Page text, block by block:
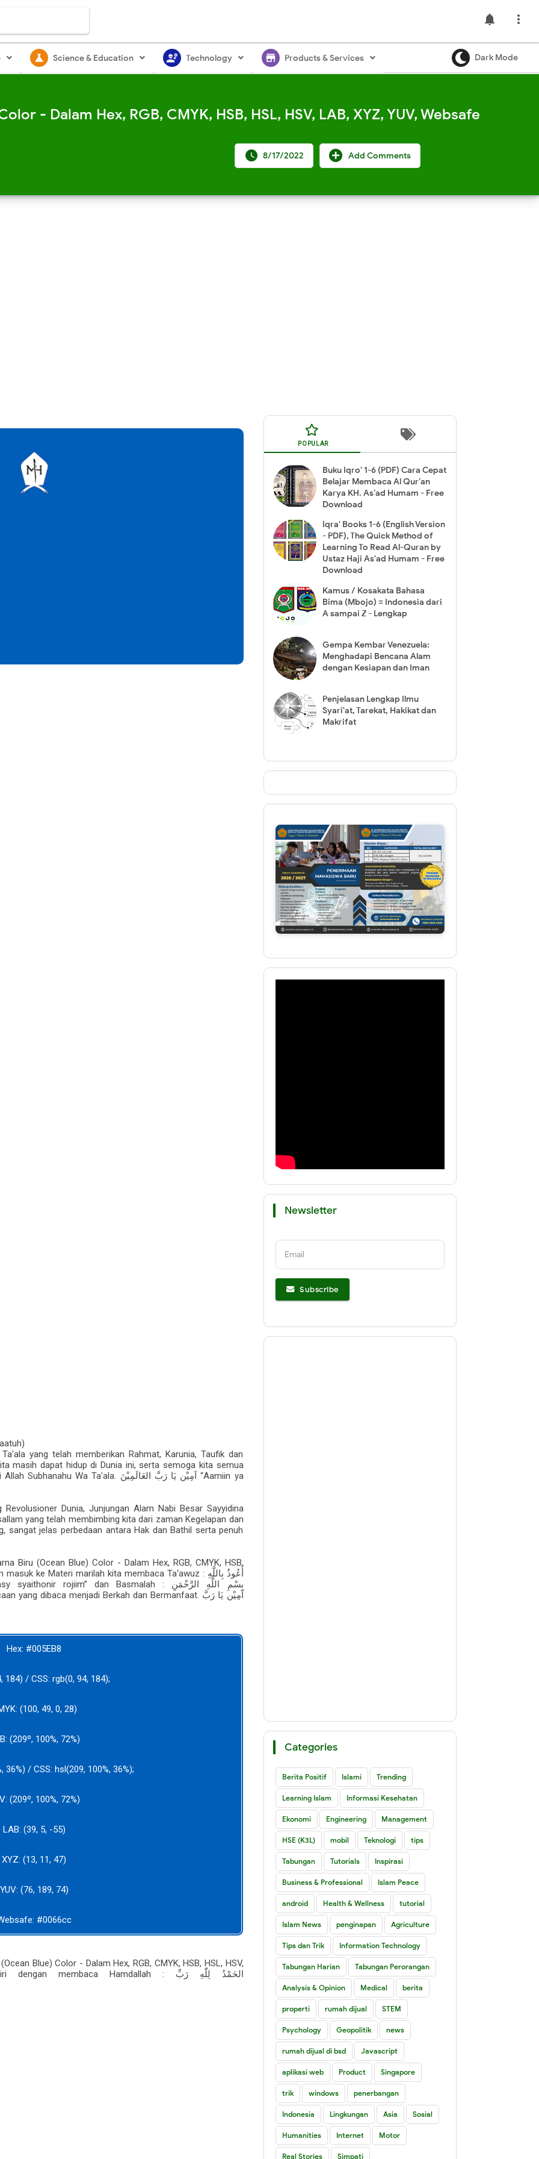

notifications
science Science & Education engineering Technology store Products & Services Dark Mode
- Dalam Hex, RGB, CMYK, HSB, HSL, HSV, LAB, XYZ, YUV, Websafe
Add Comments
 8/17/2022
yang telah memberikan Rahmat, Karunia, Taufik dan
masih dapat hidup di Dunia ini, serta semoga kita semua
Subhanahu Wa Ta'ala. آمِيْن يَا رَبَّ العَالَمِيْنَ
“Aamiin ya
Dunia, Junjungan Alam Nabi Besar Sayyidina
yang telah membimbing kita dari zaman Kegelapan dan
sangat jelas perbedaan antara Hak dan Bathil serta penuh
Biru (Ocean Blue) Color - Dalam Hex, RGB, CMYK, HSB,
masuk ke Materi marilah kita membaca Ta‘awuz : أَعُوذُ بِاللَّهِ
syaithonir rojiim” dan Basmalah :
بِسْمِ اللَّهِ الرَّحْمَنِ
yang dibaca menjadi Berkah dan Bermanfaat. آمِيْن يَا رَبَّ
Hex: #005EB8
184) / CSS: rgb(0, 94, 184);
(100, 49, 0, 28)
(209º, 100%, 72%)
36%) / CSS: hsl(209, 100%, 36%);
(209º, 100%, 72%)
LAB: (39, 5, -55)
XYZ: (13, 11, 47)
YUV: (76, 189, 74)
#0066cc
Blue) Color - Dalam Hex, RGB, CMYK, HSB, HSL, HSV,
dengan membaca Hamdallah :
الحَمْدُ لِلّٰهِ رَبِّ
POPULAR
Buku Iqro’ 1-6 (PDF) Cara Cepat
Belajar Membaca Al Qur’an
Karya KH. As’ad Humam - Free
Download
Iqra' Books 1-6 (English Version
- PDF), The Quick Method of
Learning To Read Al-Quran by
Ustaz Haji As'ad Humam - Free
Download
Kamus / Kosakata Bahasa
Bima (Mbojo) = Indonesia dari
A sampai Z - Lengkap
Gempa Kembar Venezuela:
Menghadapi Bencana Alam
dengan Kesiapan dan Iman
Penjelasan Lengkap Ilmu
Syari'at, Tarekat, Hakikat dan
Makrifat
Newsletter
Email
Subscribe
Categories
Berita Positif Islami Trending
Learning Islam Informasi Kesehatan
Ekonomi Engineering Management
HSE (K3L) mobil Teknologi tips
Tabungan Tutorials Inspirasi
Business & Professional Islam Peace
android Health & Wellness tutorial
Islam News penginapan Agriculture
Tips dan Trik Information Technology
Tabungan Harian Tabungan Perorangan
Analysis & Opinion Medical berita
properti rumah dijual STEM
Psychology Geopolitik news
rumah dijual di bsd Javascript
aplikasi web Product Singapore
trik windows penerbangan
Indonesia Lingkungan Asia Sosial
Humanities Internet Motor
Real Stories Simpati